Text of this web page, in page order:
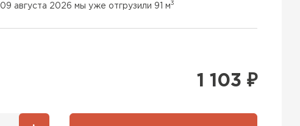
августа 2026 мы уже отгрузили 91 м3
1 103 ₽